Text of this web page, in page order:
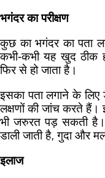
भगंदर का परीक्षण
कुछ का भगंदर का पता
कभी-कभी यह खुद ठीक
फिर से हो जाता है।
इसका पता लगाने के लिए
लक्षणों की जांच करते हैं।
भी जरुरत पड़ सकती
डाली जाती है, गुदा और
इलाज